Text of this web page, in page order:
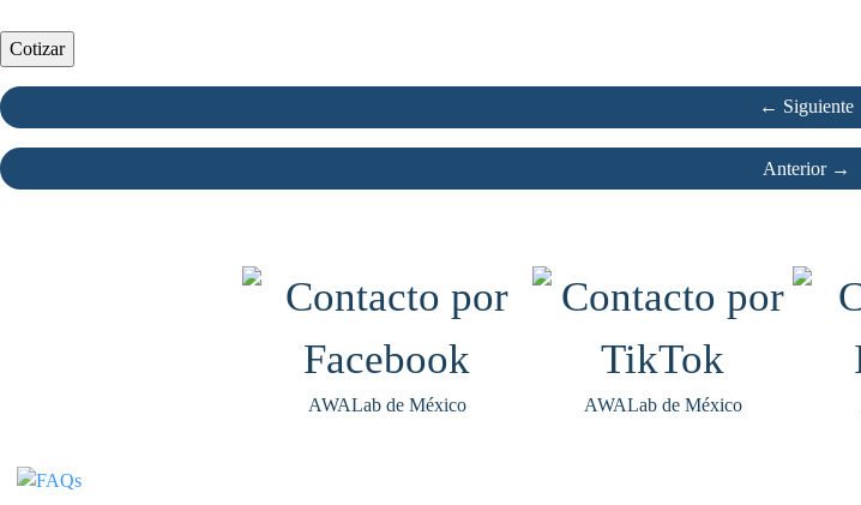
← Siguiente
Anterior →
AWALab de México AWALab de México